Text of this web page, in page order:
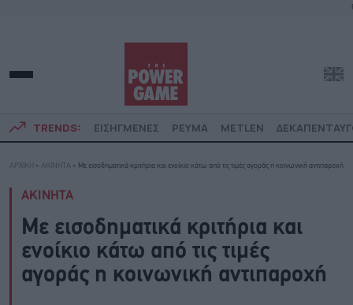
TRENDS: ΕΙΣΗΓΜΕΝΕΣ ΡΕΥΜΑ METLEN
ΑΡΧΙΚΗ » ΑΚΙΝΗΤΑ » Με εισοδηματικά κριτήρια και ενοίκιο κάτω από τις τιμές αγοράς η κοινωνική αντιπαροχή
ΑΚΙΝΗΤΑ
Με εισοδηματικά κριτήρια και
ενοίκιο κάτω από τις τιμές
αγοράς η κοινωνική αντιπαροχή